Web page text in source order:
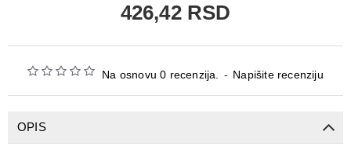
Na osnovu 0 recenzija. - Napišite recenziju
426,42 RSD
OPIS